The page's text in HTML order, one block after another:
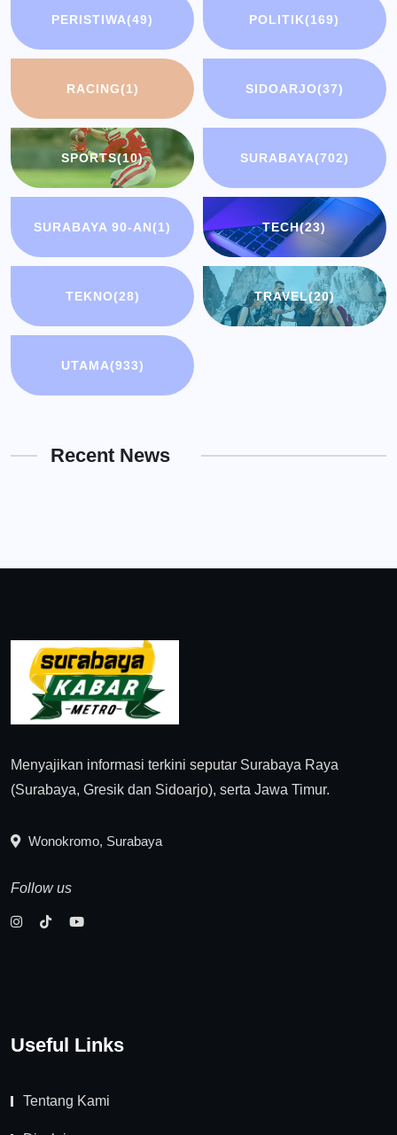
PERISTIWA(49) POLITIK(169)
RACING(1) SIDOARJO(37)
SPORTS(10) SURABAYA(702)
SURABAYA 90-AN(1) TECH(23)
TEKNO(28) TRAVEL(20)
UTAMA(933)
Recent News
Menyajikan informasi terkini seputar Surabaya Raya
(Surabaya, Gresik dan Sidoarjo), serta Jawa Timur.
Wonokromo, Surabaya
Follow us
Useful Links
Tentang Kami